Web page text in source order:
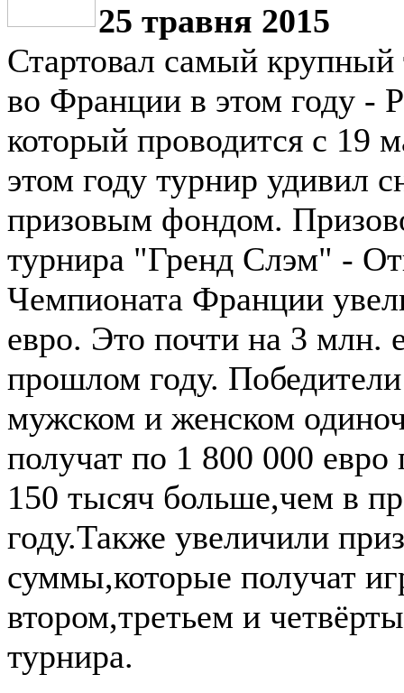
25 травня 2015
Стартовал самый крупный
во Франции в этом году -
который проводится с 19
этом году турнир удивил
призовым фондом.
турнира "Гренд Слэм" -
Чемпионата Франции
евро. Это почти на 3 млн.
прошлом году.
мужском и женском
получат по 1 800 000 евро
150 тысяч больше,чем в
году.Также увеличили
суммы,которые получат
втором,третьем и
турнира.